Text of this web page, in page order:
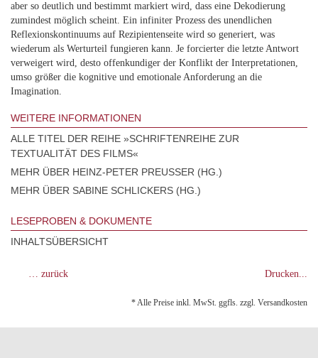
aber so deutlich und bestimmt markiert wird, dass eine Dekodierung
zumindest möglich scheint. Ein infiniter Prozess des unendlichen
Reflexionskontinuums auf Rezipientenseite wird so generiert, was
wiederum als Werturteil fungieren kann. Je forcierter die letzte Antwort
verweigert wird, desto offenkundiger der Konflikt der Interpretationen,
umso größer die kognitive und emotionale Anforderung an die
Imagination.
WEITERE INFORMATIONEN
ALLE TITEL DER REIHE »SCHRIFTENREIHE ZUR
TEXTUALITÄT DES FILMS«
MEHR ÜBER HEINZ-PETER PREUSSER (HG.)
MEHR ÜBER SABINE SCHLICKERS (HG.)
LESEPROBEN & DOKUMENTE
INHALTSÜBERSICHT
… zurück Drucken...
* Alle Preise inkl. MwSt. ggfls. zzgl. Versandkosten